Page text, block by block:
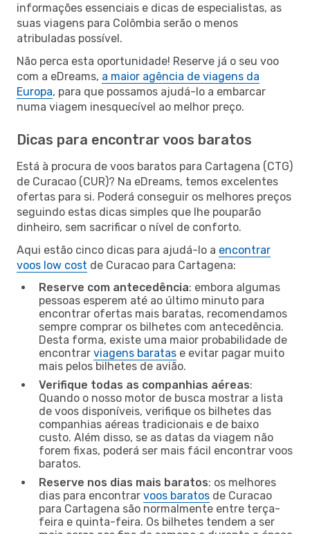
informações essenciais e dicas de especialistas, as
suas viagens para Colômbia serão o menos
atribuladas possível.
Não perca esta oportunidade! Reserve já o seu voo
com a eDreams, a maior agência de viagens da
Europa, para que possamos ajudá-lo a embarcar
numa viagem inesquecível ao melhor preço.
Dicas para encontrar voos baratos
Está à procura de voos baratos para Cartagena (CTG)
de Curacao (CUR)? Na eDreams, temos excelentes
ofertas para si. Poderá conseguir os melhores preços
seguindo estas dicas simples que lhe pouparão
dinheiro, sem sacrificar o nível de conforto.
Aqui estão cinco dicas para ajudá-lo a encontrar
voos low cost de Curacao para Cartagena:
Reserve com antecedência: embora algumas
pessoas esperem até ao último minuto para
encontrar ofertas mais baratas, recomendamos
sempre comprar os bilhetes com antecedência.
Desta forma, existe uma maior probabilidade de
encontrar viagens baratas e evitar pagar muito
mais pelos bilhetes de avião.
Verifique todas as companhias aéreas:
Quando o nosso motor de busca mostrar a lista
de voos disponíveis, verifique os bilhetes das
companhias aéreas tradicionais e de baixo
custo. Além disso, se as datas da viagem não
forem fixas, poderá ser mais fácil encontrar voos
baratos.
Reserve nos dias mais baratos: os melhores
dias para encontrar voos baratos de Curacao
para Cartagena são normalmente entre terça-
feira e quinta-feira. Os bilhetes tendem a ser